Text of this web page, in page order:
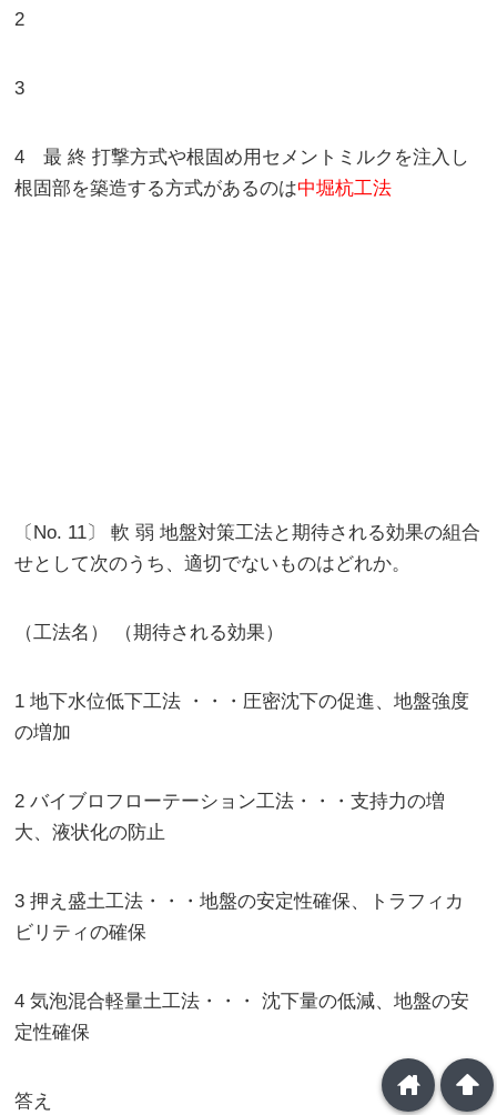
2
3
4 最 終 打撃方式や根固め用セメントミルクを注入し
根固部を築造する方式があるのは中堀杭工法
〔No. 11〕 軟 弱 地盤対策工法と期待される効果の組合
せとして次のうち、適切でないものはどれか。
（工法名） （期待される効果）
1 地下水位低下工法 ・・・圧密沈下の促進、地盤強度
の増加
2 バイブロフローテーション工法・・・支持力の増
大、液状化の防止
3 押え盛土工法・・・地盤の安定性確保、トラフィカ
ビリティの確保
4 気泡混合軽量土工法・・・ 沈下量の低減、地盤の安
定性確保
答え
arrowup
home